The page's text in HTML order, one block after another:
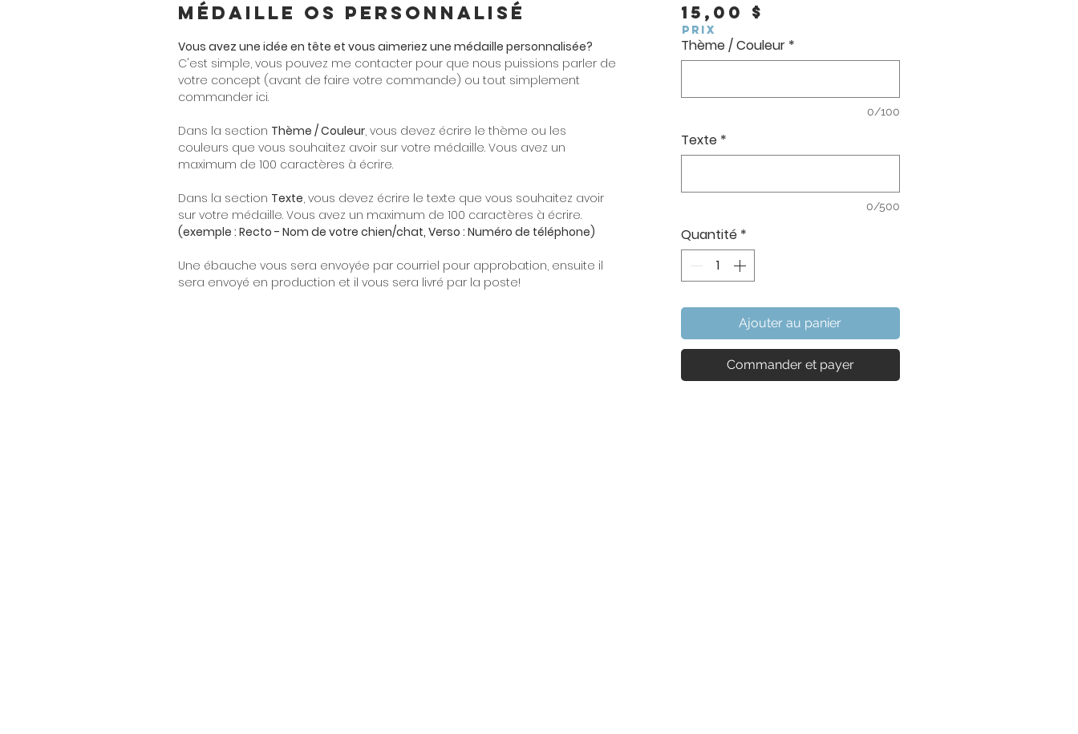
Médaille os personnalisé
Vous avez une idée en tête et vous aimeriez une médaille personnalisée?
C'est simple, vous pouvez me contacter pour que nous puissions parler de
votre concept (avant de faire votre commande) ou tout simplement
commander ici.
Dans la section Thème / Couleur, vous devez écrire le thème ou les
couleurs que vous souhaitez avoir sur votre médaille. Vous avez un
maximum de 100 caractères à écrire.
Dans la section Texte, vous devez écrire le texte que vous souhaitez avoir
sur votre médaille. Vous avez un maximum de 100 caractères à écrire.
(exemple : Recto - Nom de votre chien/chat, Verso : Numéro de téléphone)
Une ébauche vous sera envoyée par courriel pour approbation, ensuite il
sera envoyé en production et il vous sera livré par la poste!
15,00 $
Thème / Couleur *
0/100
Texte *
0/500
Quantité *
Ajouter au panier
Commander et payer
PRIX